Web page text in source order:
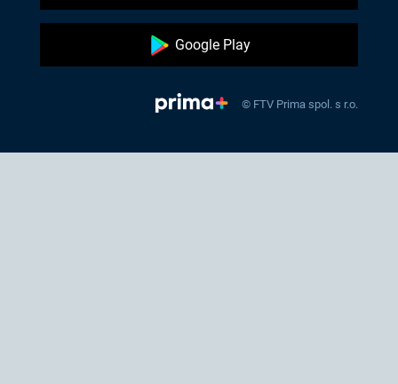
Google Play
© FTV Prima spol. s r.o.